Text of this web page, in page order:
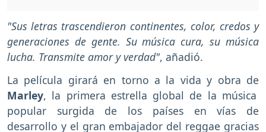
"Sus letras trascendieron continentes, color, credos y
generaciones de gente. Su música cura, su música
lucha. Transmite amor y verdad", añadió.
La película girará en torno a la vida y obra de
Marley, la primera estrella global de la música
popular surgida de los países en vías de
desarrollo y el gran embajador del reggae gracias